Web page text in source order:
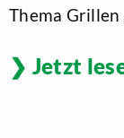
Thema
Jetzt